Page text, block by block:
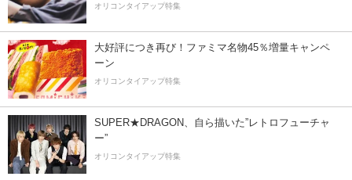
オリコンタイアップ特集
大好評につき再び！ファミマ名物45％増量キャンペ
ーン
オリコンタイアップ特集
SUPER★DRAGON、自ら描いた”レトロフューチャ
ー”
オリコンタイアップ特集